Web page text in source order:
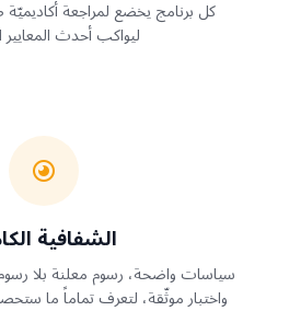
كل برنامج يخضع لمراجعة
ليواكب أحدث المعايير
الشفافية
سياسات واضحة، رسوم معلنة بلا
واختبار موثّقة، لتعرف تماماً ما